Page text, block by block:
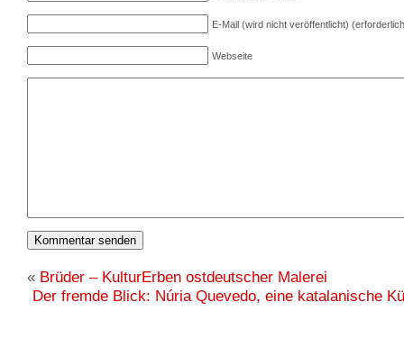
E-Mail (wird nicht veröffentlicht)
Webseite
« Brüder – KulturErben ostdeutscher Malerei
Der fremde Blick: Núria Quevedo, eine katalanische